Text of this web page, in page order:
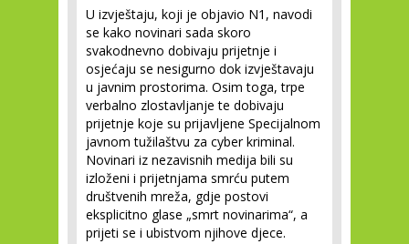
U izvještaju, koji je objavio N1, navodi
se kako novinari sada skoro
svakodnevno dobivaju prijetnje i
osjećaju se nesigurno dok izvještavaju
u javnim prostorima. Osim toga, trpe
verbalno zlostavljanje te dobivaju
prijetnje koje su prijavljene Specijalnom
javnom tužilaštvu za cyber kriminal.
Novinari iz nezavisnih medija bili su
izloženi i prijetnjama smrću putem
društvenih mreža, gdje postovi
eksplicitno glase „smrt novinarima“, a
prijeti se i ubistvom njihove djece.